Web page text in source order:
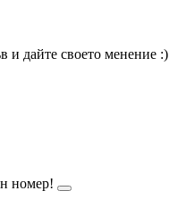
и дайте своето менение :)
номер!